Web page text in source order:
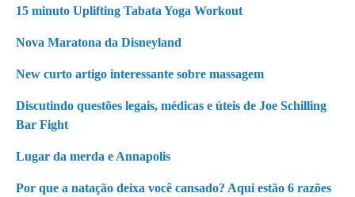
15 minuto Uplifting Tabata Yoga Workout
Nova Maratona da Disneyland
New curto artigo interessante sobre massagem
Discutindo questões legais, médicas e úteis de Joe Schilling
Bar Fight
Lugar da merda e Annapolis
Por que a natação deixa você cansado? Aqui estão 6 razões